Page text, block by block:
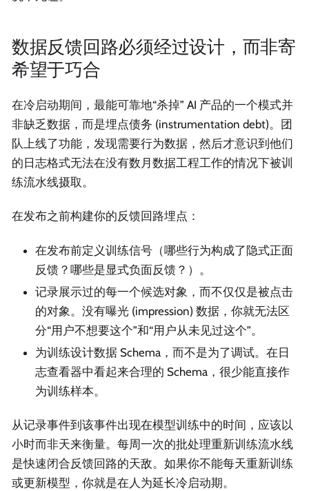
数据反馈回路必须经过设计，而非寄
希望于巧合
在冷启动期间，最能可靠地“杀掉” AI 产品的一个模式并
非缺乏数据，而是埋点债务 (instrumentation debt)。团
队上线了功能，发现需要行为数据，然后才意识到他们
的日志格式无法在没有数月数据工程工作的情况下被训
练流水线摄取。
在发布之前构建你的反馈回路埋点：
在发布前定义训练信号（哪些行为构成了隐式正面
反馈？哪些是显式负面反馈？）。
记录展示过的每一个候选对象，而不仅仅是被点击
的对象。没有曝光 (impression) 数据，你就无法区
分“用户不想要这个”和“用户从未见过这个”。
为训练设计数据 Schema，而不是为了调试。在日
志查看器中看起来合理的 Schema，很少能直接作
为训练样本。
从记录事件到该事件出现在模型训练中的时间，应该以
小时而非天来衡量。每周一次的批处理重新训练流水线
是快速闭合反馈回路的天敌。如果你不能每天重新训练
或更新模型，你就是在人为延长冷启动期。